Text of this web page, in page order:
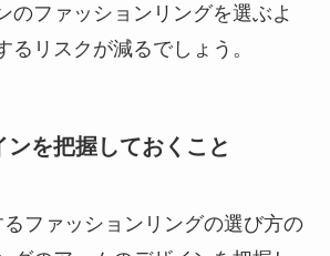
のファッションリングを選ぶよ
るリスクが減るでしょう。
ンを把握しておくこと
ファッションリングの選び方の